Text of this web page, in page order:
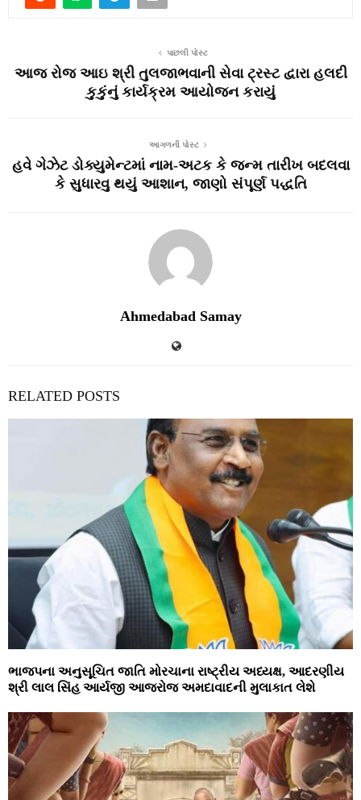
પાછલી પોસ્ટ
આજ રોજ આઇ શ્રી તુલજાભવાની સેવા ટ્રસ્ટ દ્વારા હલદી
કુકુંનું કાર્યક્રમ આયોજન કરાયું
આગળની પોસ્ટ
હવે ગેઝેટ ડોક્યુમેન્ટમાં નામ-અટક કે જન્મ તારીખ બદલવા
કે સુધારવુ થયું આશાન, જાણો સંપૂર્ણ પદ્ધતિ
Ahmedabad Samay
RELATED POSTS
ભાજપના અનુસૂચિત જાતિ મોરચાના રાષ્ટ્રીય અધ્યક્ષ, આદરણીય
શ્રી લાલ સિંહ આર્યજી આજરોજ અમદાવાદની મુલાકાત લેશે